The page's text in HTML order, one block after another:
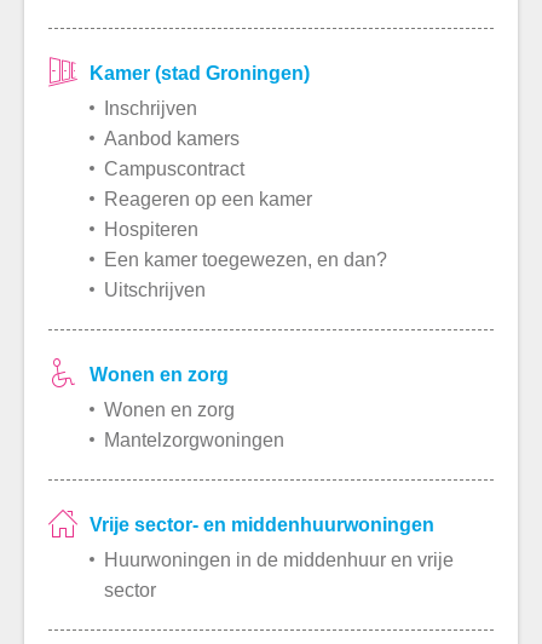
Kamer (stad Groningen)
Inschrijven
Aanbod kamers
Campuscontract
Reageren op een kamer
Hospiteren
Een kamer toegewezen, en dan?
Uitschrijven
Wonen en zorg
Wonen en zorg
Mantelzorgwoningen
Vrije sector- en middenhuurwoningen
Huurwoningen in de middenhuur en vrije
sector